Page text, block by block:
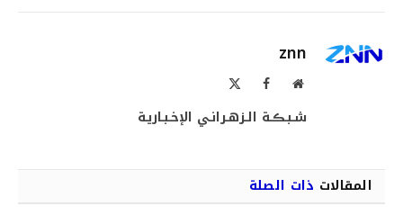
znn
موقع فيسبوك
شـبـڪـة الـزهـرانـي الإخـبـاريـة
المقالات ذات الصلة